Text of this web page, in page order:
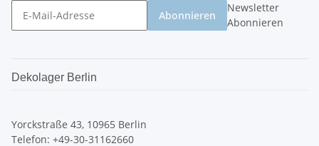
Abonnieren
Newsletter
Abonnieren
Dekolager Berlin
Yorckstraße 43, 10965 Berlin
Telefon: +49-30-31162660